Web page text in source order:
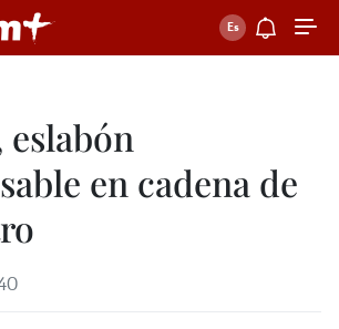
en cadena de